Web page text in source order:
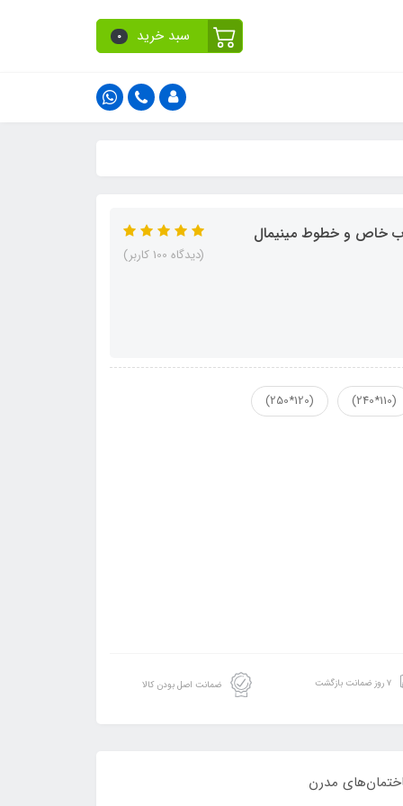
سبد خرید 0
(دیدگاه 100 کاربر)
(110*240)
(120*250)
۷ روز ضمانت بازگشت ضمانت اصل بودن کالا